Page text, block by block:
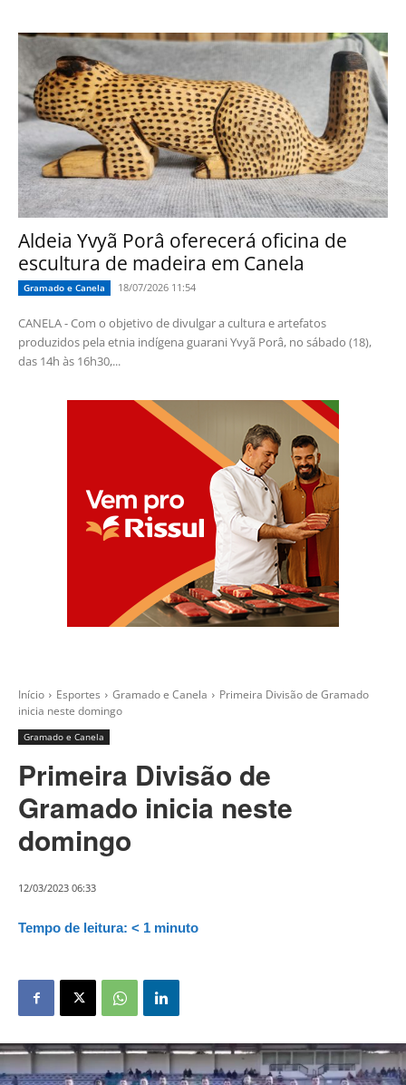
Aldeia Yvyã Porâ oferecerá oficina de
escultura de madeira em Canela
Gramado e Canela 18/07/2026 11:54
CANELA - Com o objetivo de divulgar a cultura e artefatos
produzidos pela etnia indígena guarani Yvyã Porâ, no sábado (18),
das 14h às 16h30,...